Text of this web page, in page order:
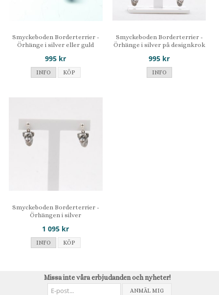
Smyckeboden Borderterrier -
Örhänge i silver eller guld
995 kr
INFO KÖP
Smyckeboden Borderterrier -
Örhänge i silver på designkrok
995 kr
INFO
Smyckeboden Borderterrier -
Örhängen i silver
1 095 kr
INFO KÖP
Missa inte våra erbjudanden och nyheter!
ANMÄL MIG